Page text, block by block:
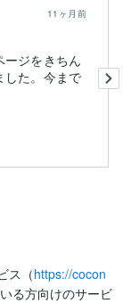
11ヶ月前
ジをきちん
した。今まで
ス（https://cocon
る方向けのサービ